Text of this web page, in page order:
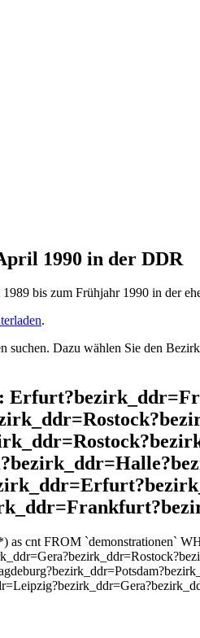
1990 in der DDR
bis zum Frühjahr 1990 in der
.
Dazu wählen Sie den
as cnt FROM `demonstrationen`